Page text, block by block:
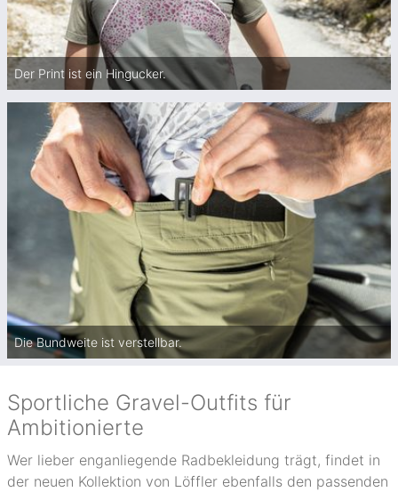
Der Print ist ein Hingucker.
Die Bundweite ist verstellbar.
Sportliche Gravel-Outfits für
Ambitionierte
Wer lieber enganliegende Radbekleidung trägt, findet in
der neuen Kollektion von Löffler ebenfalls den passenden